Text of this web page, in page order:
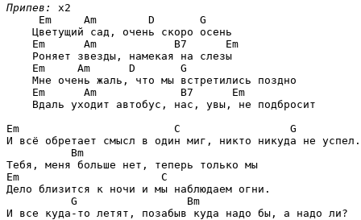
Припев:
x2
Em     Am        D       G
    Цветущий сад, очень скоро осень
Em      Am            B7      Em
    Роняет звезды, намекая на слезы
Em     Am      D       G
    Мне очень жаль, что мы встретились поздно
Em      Am             B7      Em
    Вдаль уходит автобус, нас, увы, не подбросит
Em                        C                 G
И всё обретает смысл в один миг, никто никуда не успел.
Bm
Em                      C
Дело близится к ночи и мы наблюдаем огни.
G                 Bm
И все куда-то летят, позабыв куда надо бы, а надо ли?